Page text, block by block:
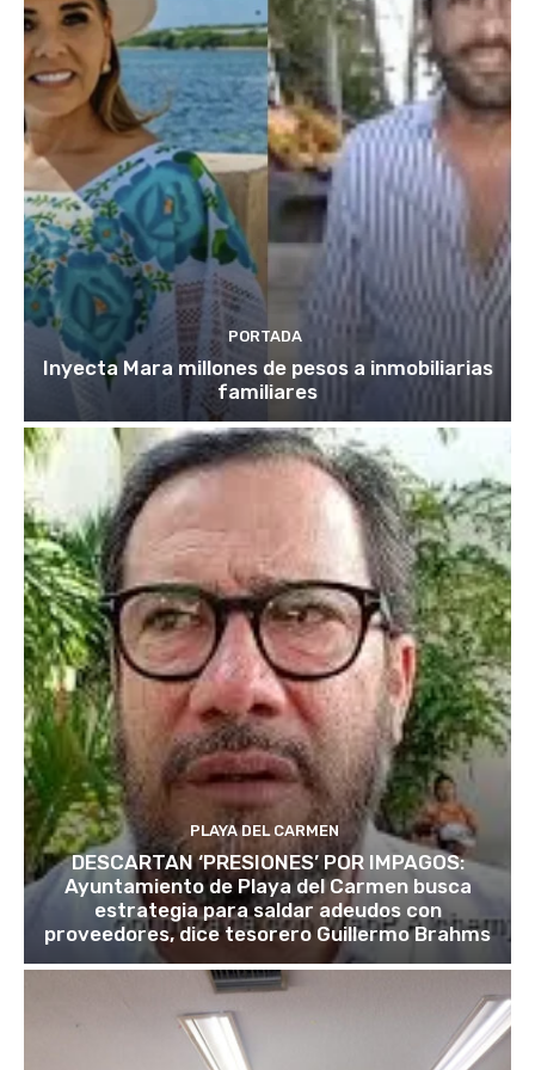
PORTADA
Inyecta Mara millones de pesos a inmobiliarias
familiares
PLAYA DEL CARMEN
DESCARTAN ‘PRESIONES’ POR IMPAGOS:
Ayuntamiento de Playa del Carmen busca
estrategia para saldar adeudos con
proveedores, dice tesorero Guillermo Brahms